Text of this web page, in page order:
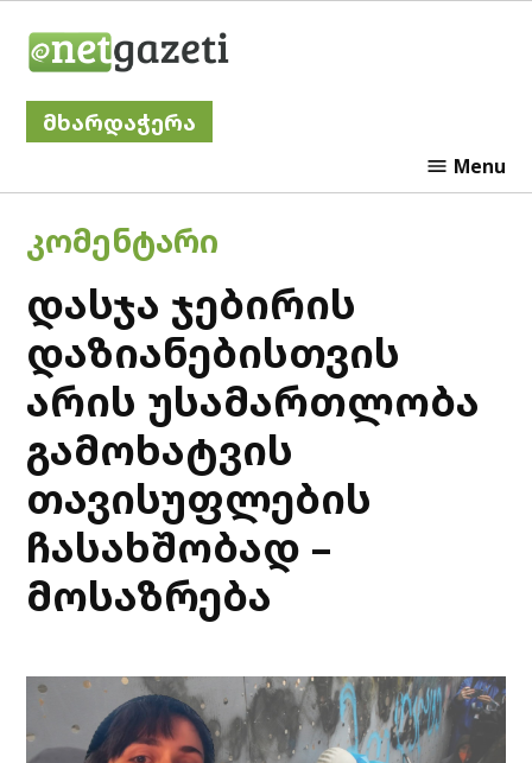
მხარდაჭერა
Menu
POSTED
ᲙᲝᲛᲔᲜᲢᲐᲠᲘ
დასჯა ჯებირის
დაზიანებისთვის
არის უსამართლობა
გამოხატვის
თავისუფლების
ჩასახშობად –
მოსაზრება